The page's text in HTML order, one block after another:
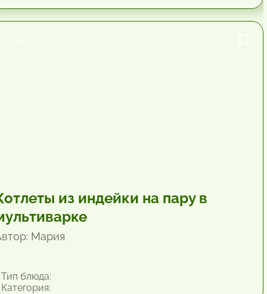
из индейки на пару в
Мария
блюда: